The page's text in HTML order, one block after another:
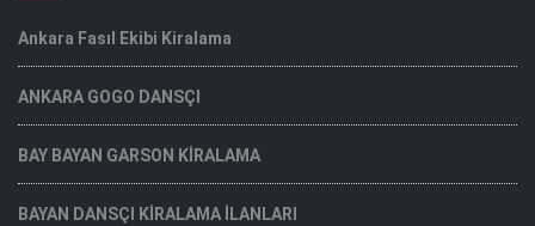
Ankara Fasıl Ekibi Kiralama
ANKARA GOGO DANSÇI
BAY BAYAN GARSON KİRALAMA
BAYAN DANSÇI KİRALAMA İLANLARI